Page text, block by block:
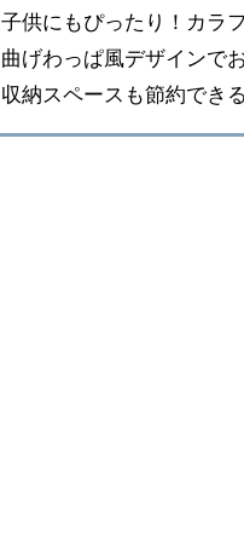
子供にもぴったり！カラ
曲げわっぱ風デザインで
収納スペースも節約でき